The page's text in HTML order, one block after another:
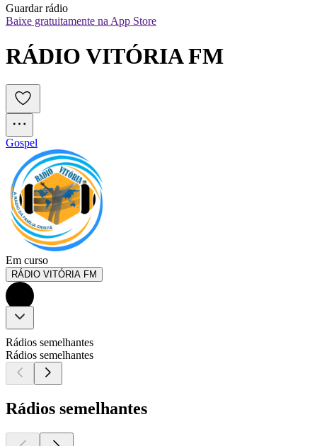
Guardar rádio
Baixe gratuitamente na App Store
RÁDIO VITÓRIA FM
Gospel
Em curso
RÁDIO VITÓRIA FM
Rádios semelhantes
Rádios semelhantes
Rádios semelhantes